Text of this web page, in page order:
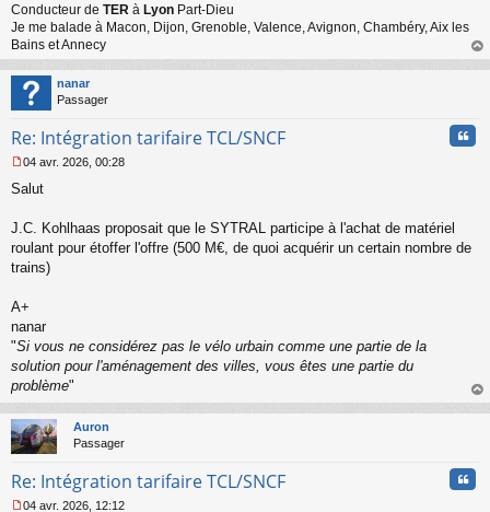
g
e
n
o
n
l
u
Conducteur de TER à Lyon Part-Dieu
Je me balade à Macon, Dijon, Grenoble, Valence, Avignon, Chambéry, Aix les
Bains et Annecy
au
nanar
Passager
Re: Intégration tarifaire TCL/SNCF
e
s
g
e
o
n
l
u
04 avr. 2026, 00:28
Salut
J.C. Kohlhaas proposait que le SYTRAL participe à l'achat de matériel
roulant pour étoffer l'offre (500 M€, de quoi acquérir un certain nombre de
trains)
A+
nanar
"Si vous ne considérez pas le vélo urbain comme une partie de la
solution pour l'aménagement des villes, vous êtes une partie du
problème"
au
Auron
Passager
Re: Intégration tarifaire TCL/SNCF
04 avr. 2026, 12:12